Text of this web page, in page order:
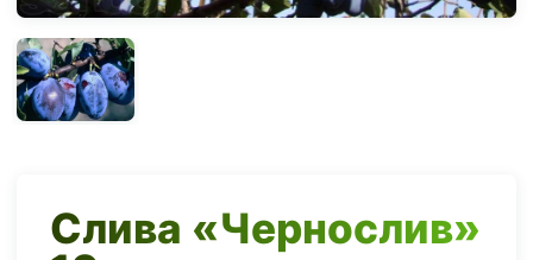
Слива «Чернослив»